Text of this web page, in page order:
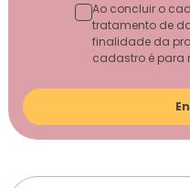
Ao concluir o
tratamento de
finalidade da
cadastro é para